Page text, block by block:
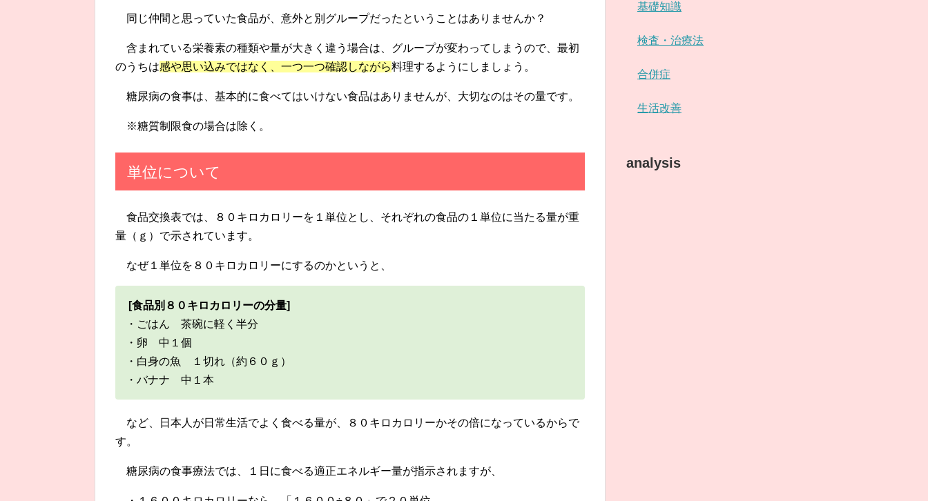
同じ仲間と思っていた食品が、意外と別グループだったということはありませんか？
含まれている栄養素の種類や量が大きく違う場合は、グループが変わってしまうので、最初
のうちは感や思い込みではなく、一つ一つ確認しながら料理するようにしましょう。
糖尿病の食事は、基本的に食べてはいけない食品はありませんが、大切なのはその量です。
※糖質制限食の場合は除く。
単位について
食品交換表では、８０キロカロリーを１単位とし、それぞれの食品の１単位に当たる量が重
量（ｇ）で示されています。
なぜ１単位を８０キロカロリーにするのかというと、
[食品別８０キロカロリーの分量]
・ごはん 茶碗に軽く半分
・卵 中１個
・白身の魚 １切れ（約６０ｇ）
・バナナ 中１本
など、日本人が日常生活でよく食べる量が、８０キロカロリーかその倍になっているからで
す。
糖尿病の食事療法では、１日に食べる適正エネルギー量が指示されますが、
基礎知識
検査・治療法
合併症
生活改善
analysis